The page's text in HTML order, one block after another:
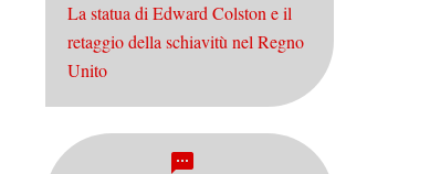
La statua di Edward Colston e il
retaggio della schiavitù nel Regno
Unito